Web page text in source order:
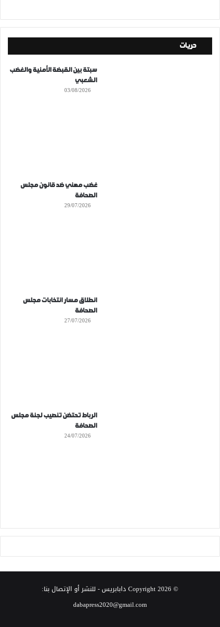
حريات
سبتة بين القبضة الأمنية والغضب
الشعبي
03/08/2026
غضب مهني ضد قانون مجلس
الصحافة
29/07/2026
انطلاق مسار انتخابات مجلس
الصحافة
27/07/2026
الرباط تحتضن تنصيب لجنة مجلس
الصحافة
24/07/2026
© Copyright 2026 دابابريس- للنشر أو الإتصال بنا:
dabapress2020@gmail.com